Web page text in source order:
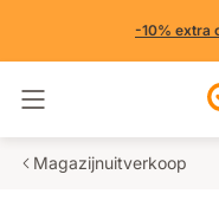
-10% extra
Navigatie in- en
Magazijnuitverkoop